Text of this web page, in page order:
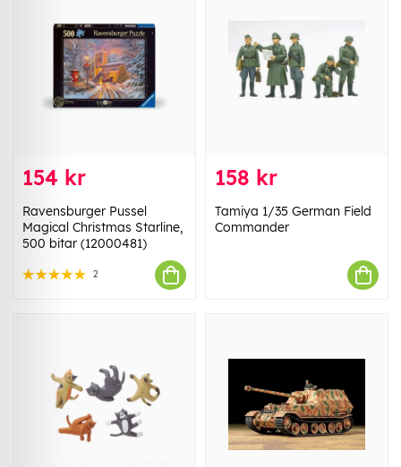
154 kr
Ravensburger Pussel
Magical Christmas Starline,
500 bitar (12000481)
2
158 kr
Tamiya 1/35 German Field
Commander